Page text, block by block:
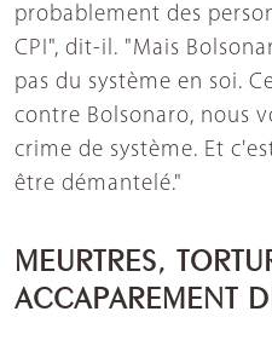
probablement des
CPI", dit-il. "Mais
pas du système en soi.
contre Bolsonaro, nous
crime de système. Et
être démantelé."
MEURTRES,
ACCAPAREMENT